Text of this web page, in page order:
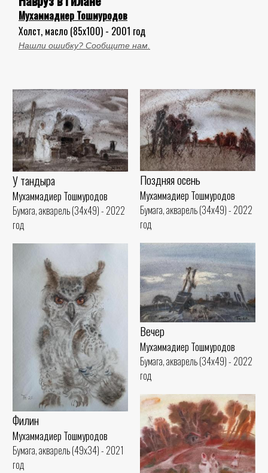
Мухаммадиер Тошмуродов
Холст, масло (85x100) - 2001 год
Нашли ошибку? Сообщите нам.
У тандыра
Мухаммадиер Тошмуродов
Бумага, акварель (34x49) - 2022
год
Поздняя осень
Мухаммадиер Тошмуродов
Бумага, акварель (34x49) - 2022
год
Вечер
Мухаммадиер Тошмуродов
Бумага, акварель (34x49) - 2022
год
Филин
Мухаммадиер Тошмуродов
Бумага, акварель (49x34) - 2021
год